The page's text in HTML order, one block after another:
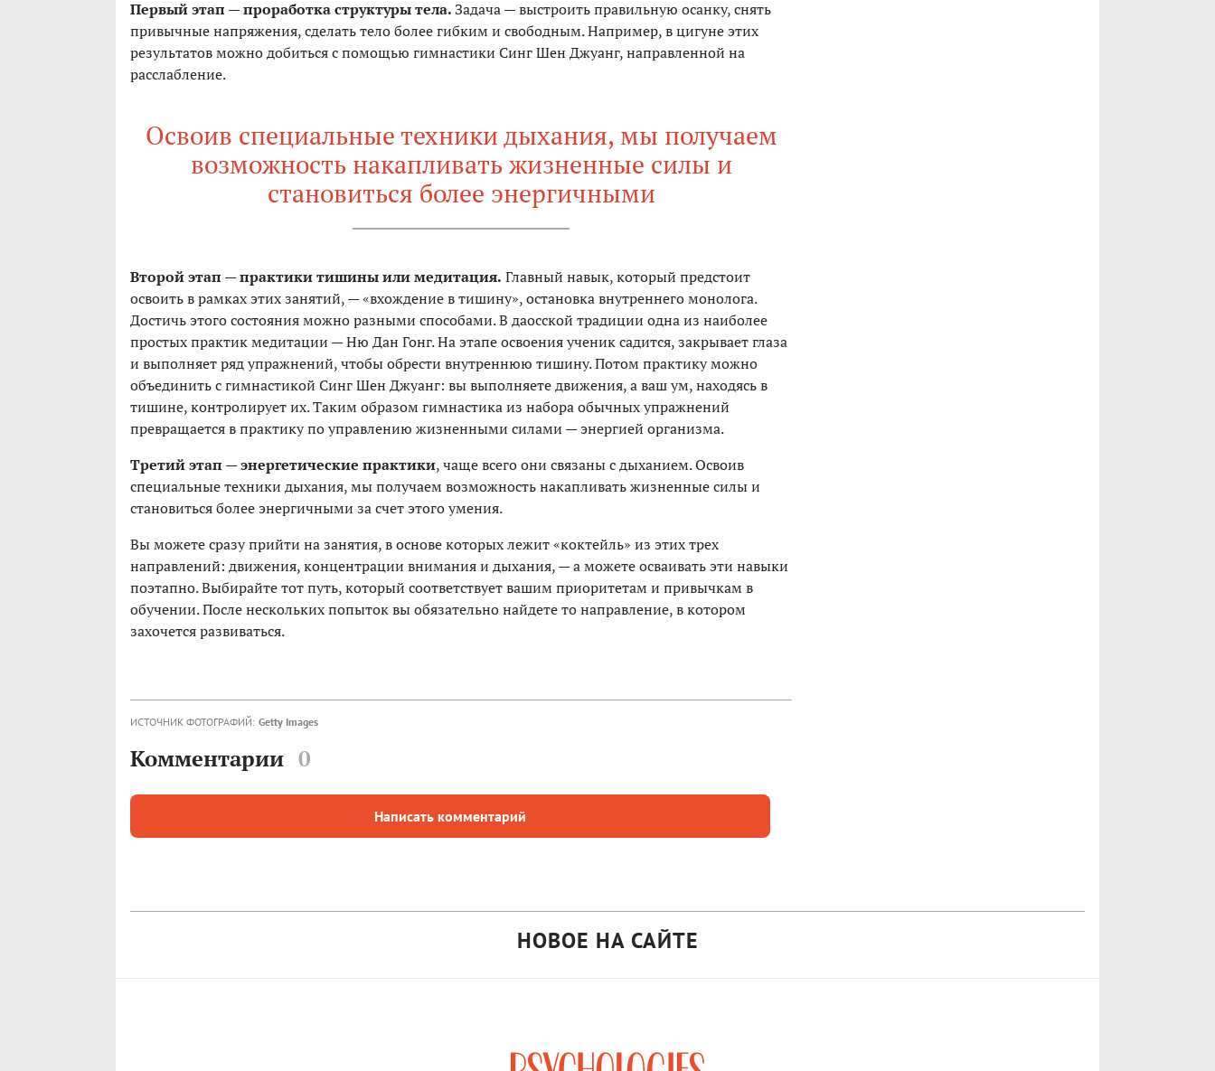
Первый этап — проработка структуры тела.Задача — выстроить правильную осанку, снять
привычные напряжения, сделать тело более гибким и свободным. Например, в цигуне этих
результатов можно добиться с помощью гимнастики Синг Шен Джуанг, направленной на
расслабление.
Освоив специальные техники дыхания, мы получаем
возможность накапливать жизненные силы и
становиться более энергичными
Второй этап — практики тишины или медитация. Главный навык, который предстоит
освоить в рамках этих занятий, — «вхождение в тишину», остановка внутреннего монолога.
Достичь этого состояния можно разными способами. В даосской традиции одна из наиболее
простых практик медитации — Ню Дан Гонг. На этапе освоения ученик садится, закрывает глаза
и выполняет ряд упражнений, чтобы обрести внутреннюю тишину. Потом практику можно
объединить с гимнастикой Синг Шен Джуанг: вы выполняете движения, а ваш ум, находясь в
тишине, контролирует их. Таким образом гимнастика из набора обычных упражнений
превращается в практику по управлению жизненными силами — энергией организма.
Третий этап — энергетические практики, чаще всего они связаны с дыханием. Освоив
специальные техники дыхания, мы получаем возможность накапливать жизненные силы и
становиться более энергичными за счет этого умения.
Вы можете сразу прийти на занятия, в основе которых лежит «коктейль» из этих трех
направлений: движения, концентрации внимания и дыхания, — а можете осваивать эти навыки
поэтапно. Выбирайте тот путь, который соответствует вашим приоритетам и привычкам в
обучении. После нескольких попыток вы обязательно найдете то направление, в котором
захочется развиваться.
ИСТОЧНИК ФОТОГРАФИЙ: Getty Images
Комментарии 0
Написать комментарий
НОВОЕ НА САЙТЕ